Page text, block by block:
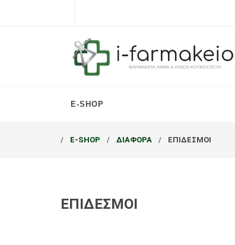
E-SHOP
E-SHOP ΔΙΑΦΟΡΑ ΕΠΙΔΕΣΜΟΙ
ΕΠΙΔΕΣΜΟΙ